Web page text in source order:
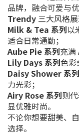
品牌，融合可爱与优
Trendy 三大风格展
Milk & Tea 系列以
适合日常通勤；
Aube Pie 系列充满
Lily Days 系列色彩
Daisy Shower 系列
力光彩；
Airy Rose 系列则
显优雅时尚。
不论你想要甜美、
选择。